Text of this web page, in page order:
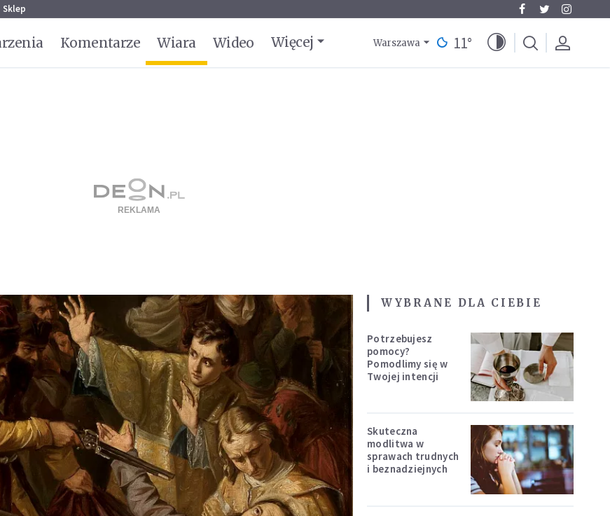
Sklep
Komentarze Wiara Wideo Więcej Warszawa 11°
WYBRANE DLA CIEBIE
Potrzebujesz
pomocy?
Pomodlimy się w
Twojej intencji
Skuteczna
modlitwa w
sprawach trudnych
i beznadziejnych